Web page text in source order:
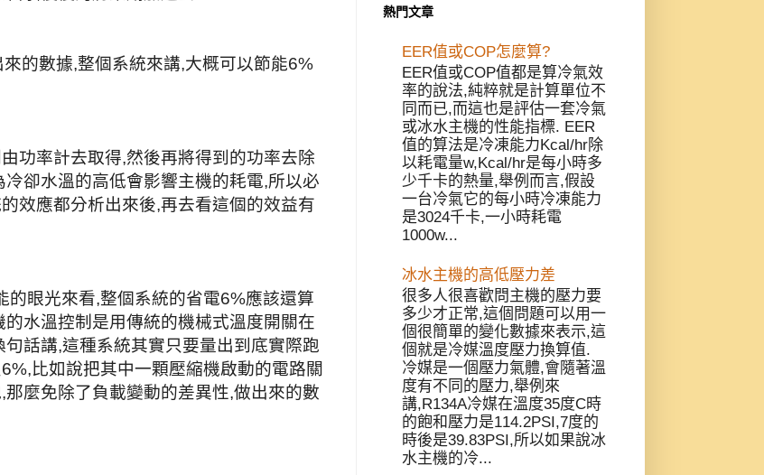
的數據,整個系統來講,大概可以節能6%
功率計去取得,然後再將得到的功率去除
卻水溫的高低會影響主機的耗電,所以必
效應都分析出來後,再去看這個的效益有
眼光來看,整個系統的省電6%應該還算
水溫控制是用傳統的機械式溫度開關在
話講,這種系統其實只要量出到底實際跑
比如說把其中一顆壓縮機啟動的電路關
麼免除了負載變動的差異性,做出來的數
熱門文章
EER值或COP怎麼算?
EER值或COP值都是算冷氣效
率的說法,純粹就是計算單位不
同而已,而這也是評估一套冷氣
或冰水主機的性能指標. EER
值的算法是冷凍能力Kcal/hr除
以耗電量w,Kcal/hr是每小時多
少千卡的熱量,舉例而言,假設
一台冷氣它的每小時冷凍能力
是3024千卡,一小時耗電
1000w...
冰水主機的高低壓力差
很多人很喜歡問主機的壓力要
多少才正常,這個問題可以用一
個很簡單的變化數據來表示,這
個就是冷媒溫度壓力換算值.
冷媒是一個壓力氣體,會隨著溫
度有不同的壓力,舉例來
講,R134A冷媒在溫度35度C時
的飽和壓力是114.2PSI,7度的
時後是39.83PSI,所以如果說冰
水主機的冷...